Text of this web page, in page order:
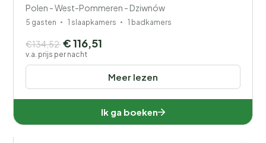
Polen - West-Pommeren - Dziwnów
5 gasten 1 slaapkamers 1 badkamers
Meer lezen
€134,52 € 116,51
v.a. prijs per nacht
Ik ga boeken